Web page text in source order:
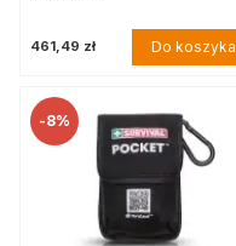
461,49 zł Do koszyka
-8%